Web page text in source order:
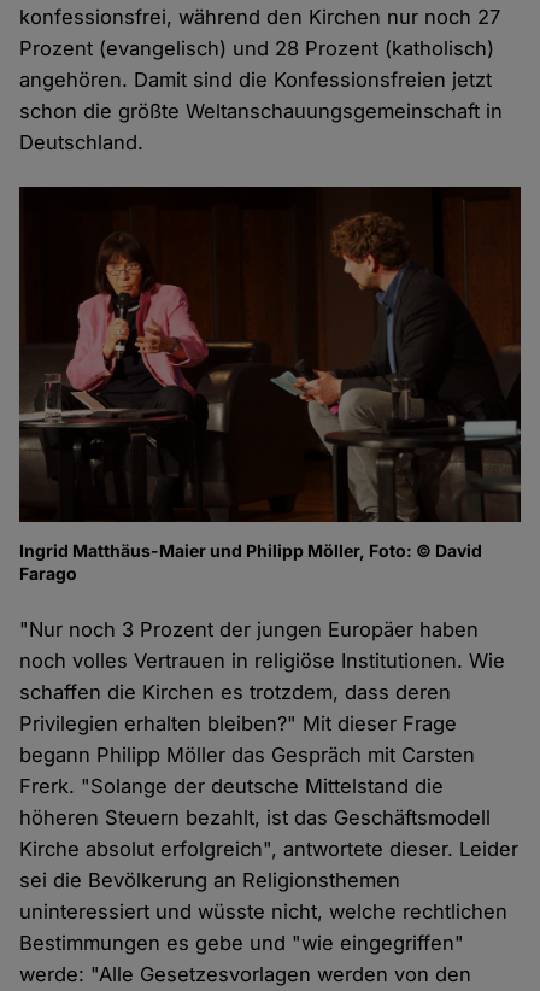
konfessionsfrei, während den Kirchen nur noch 27
Prozent (evangelisch) und 28 Prozent (katholisch)
angehören. Damit sind die Konfessionsfreien jetzt
schon die größte Weltanschauungsgemeinschaft in
Deutschland.
Ingrid Matthäus-Maier und Philipp Möller, Foto: © David
Farago
"Nur noch 3 Prozent der jungen Europäer haben
noch volles Vertrauen in religiöse Institutionen. Wie
schaffen die Kirchen es trotzdem, dass deren
Privilegien erhalten bleiben?" Mit dieser Frage
begann Philipp Möller das Gespräch mit Carsten
Frerk. "Solange der deutsche Mittelstand die
höheren Steuern bezahlt, ist das Geschäftsmodell
Kirche absolut erfolgreich", antwortete dieser. Leider
sei die Bevölkerung an Religionsthemen
uninteressiert und wüsste nicht, welche rechtlichen
Bestimmungen es gebe und "wie eingegriffen"
werde: "Alle Gesetzesvorlagen werden von den